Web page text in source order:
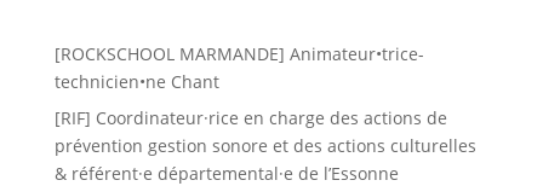
[ROCKSCHOOL MARMANDE] Animateur•trice-
technicien•ne Chant
[RIF] Coordinateur·rice en charge des actions de
prévention gestion sonore et des actions culturelles
& référent·e départemental·e de l’Essonne